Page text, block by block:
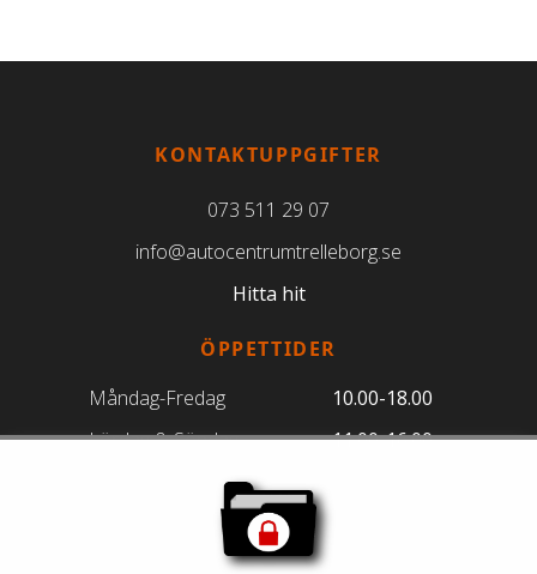
KONTAKTUPPGIFTER
073 511 29 07
info@autocentrumtrelleborg.se
Hitta hit
ÖPPETTIDER
Måndag-Fredag
10.00-18.00
Lördag & Söndag
11.00-16.00
FÖLJ OSS